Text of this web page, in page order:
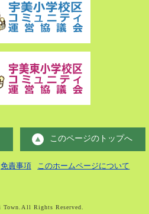
このページのトップへ
免責事項
このホームページについて
Rights Reserved.